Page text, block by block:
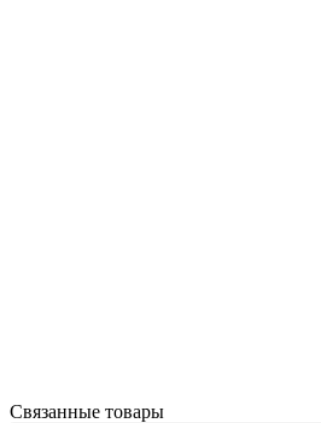
Связанные товары